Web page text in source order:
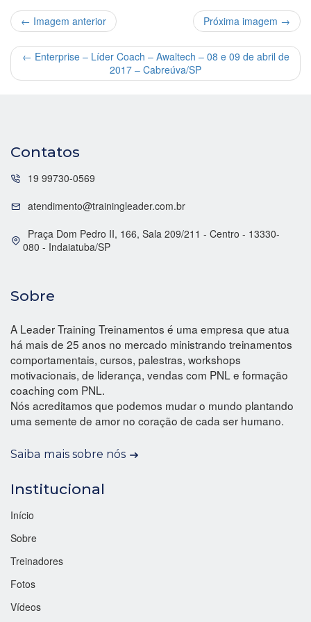
← Imagem anterior Próxima imagem →
← Enterprise – Líder Coach – Awaltech – 08 e 09 de abril de
2017 – Cabreúva/SP
Contatos
19 99730-0569
atendimento@trainingleader.com.br
Praça Dom Pedro II, 166, Sala 209/211 - Centro - 13330-
080 - Indaiatuba/SP
Sobre
A Leader Training Treinamentos é uma empresa que atua
há mais de 25 anos no mercado ministrando treinamentos
comportamentais, cursos, palestras, workshops
motivacionais, de liderança, vendas com PNL e formação
coaching com PNL.
Nós acreditamos que podemos mudar o mundo plantando
uma semente de amor no coração de cada ser humano.
Saiba mais sobre nós
Institucional
Início
Sobre
Treinadores
Fotos
Vídeos